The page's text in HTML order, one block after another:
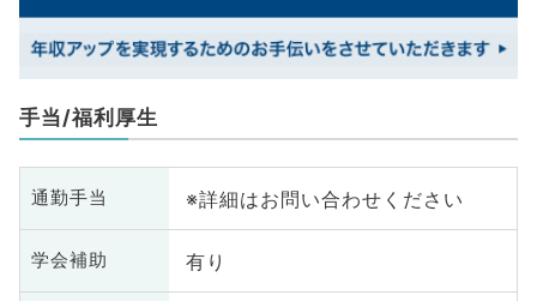
手当/福利厚生
通勤手当 ※詳細はお問い合わせください
学会補助 有り